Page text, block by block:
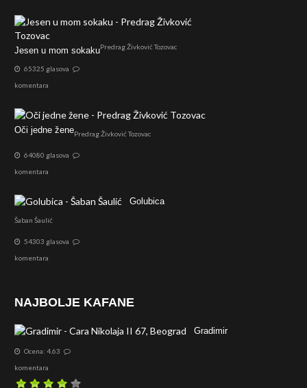
Jesen u mom sokakuPredrag Živković Tozovac
65325 glasova
komentara
Oči jedne ženePredrag Živković Tozovac
64080 glasova
komentara
Golubica
Šaban Šaulić
54303 glasova
komentara
NAJBOLJE KAFANE
Gradimir
Ocena: 4.63
komentara